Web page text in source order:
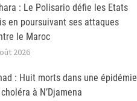
: Le Polisario défie les Etats
en poursuivant ses attaques
le Maroc
2026
: Huit morts dans une épidémie
à N’Djamena